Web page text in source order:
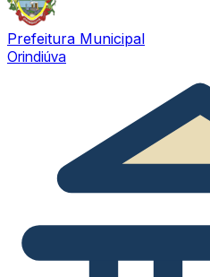
Prefeitura Municipal
Orindiúva